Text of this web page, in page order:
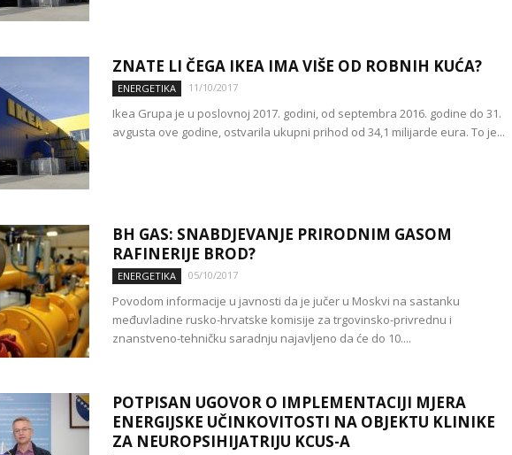
ZNATE LI ČEGA IKEA IMA VIŠE OD ROBNIH KUĆA?
ENERGETIKA 11/10/2017
Ikea Grupa je u poslovnoj 2017. godini, od septembra 2016. godine do 31.
avgusta ove godine, ostvarila ukupni prihod od 34,1 milijarde eura. To je...
BH GAS: SNABDJEVANJE PRIRODNIM GASOM
RAFINERIJE BROD?
ENERGETIKA 05/10/2017
Povodom informacije u javnosti da je jučer u Moskvi na sastanku
međuvladine rusko-hrvatske komisije za trgovinsko-privrednu i
znanstveno-tehničku saradnju najavljeno da će do 10....
POTPISAN UGOVOR O IMPLEMENTACIJI MJERA
ENERGIJSKE UČINKOVITOSTI NA OBJEKTU KLINIKE
ZA NEUROPSIHIJATRIJU KCUS-A